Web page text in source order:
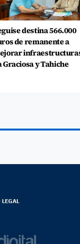
destina 566.000
de remanente a
Graciosa y Tahiche